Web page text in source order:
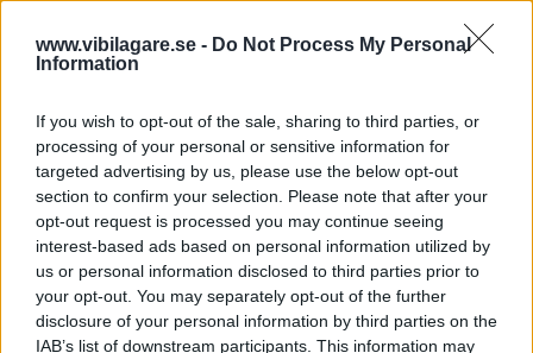
www.vibilagare.se - Do Not Process My Personal
Information
If you wish to opt-out of the sale, sharing to third parties, or
processing of your personal or sensitive information for
targeted advertising by us, please use the below opt-out
section to confirm your selection. Please note that after your
opt-out request is processed you may continue seeing
interest-based ads based on personal information utilized by
us or personal information disclosed to third parties prior to
your opt-out. You may separately opt-out of the further
disclosure of your personal information by third parties on the
IAB’s list of downstream participants. This information may
Teknik- och säkerhetsnivån i nya Outlander ska vara betydligt högre än i
gamlingen.